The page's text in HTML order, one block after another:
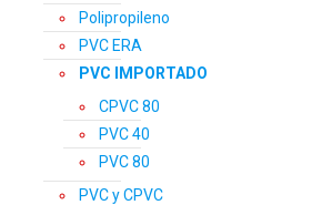
Polipropileno
PVC ERA
PVC IMPORTADO
CPVC 80
PVC 40
PVC 80
PVC y CPVC